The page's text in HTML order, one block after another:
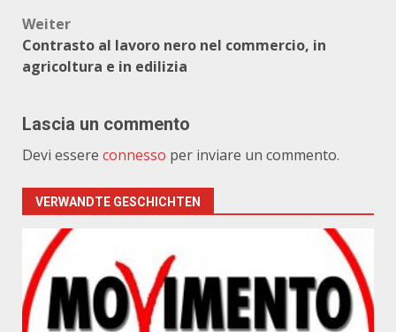
Weiter
Contrasto al lavoro nero nel commercio, in
agricoltura e in edilizia
Lascia un commento
Devi essere connesso per inviare un commento.
VERWANDTE GESCHICHTEN